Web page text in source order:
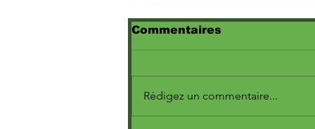
Commentaires
Rédigez un commentaire...